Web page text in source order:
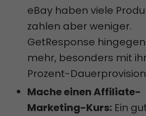
eBay haben viele
zahlen aber weniger.
GetResponse
mehr, besonders mit
Prozent-
Mache einen Affiliate-
Marketing-Kurs: Ein